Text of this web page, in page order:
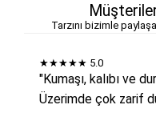
Tarzını bizimle
★★★★★ 5.0
"Kumaşı, kalıbı ve
Üzerimde çok zarif